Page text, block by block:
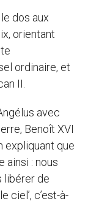
dos aux
orientant
ordinaire, et
II.
avec
Benoît XVI
expliquant que
ainsi : nous
libérer de
ciel’, c’est-à-